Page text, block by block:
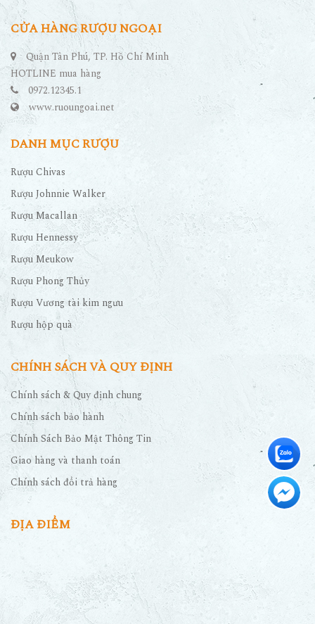
CỬA HÀNG RƯỢU NGOẠI
Quận Tân Phú, TP. Hồ Chí Minh
HOTLINE mua hàng
0972.12345.1
www.ruoungoai.net
DANH MỤC RƯỢU
Rượu Chivas
Rượu Johnnie Walker
Rượu Macallan
Rượu Hennessy
Rượu Meukow
Rượu Phong Thủy
Rượu Vương tài kim ngưu
Rượu hộp quà
CHÍNH SÁCH VÀ QUY ĐỊNH
Chính sách & Quy định chung
Chính sách bảo hành
Chính Sách Bảo Mật Thông Tin
Giao hàng và thanh toán
Chính sách đổi trả hàng
ĐỊA ĐIỂM